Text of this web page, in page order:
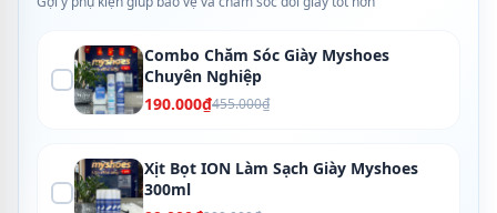
Combo Chăm Sóc Giày Myshoes
Chuyên Nghiệp
190.000₫455.000₫
Xịt Bọt ION Làm Sạch Giày Myshoes
300ml